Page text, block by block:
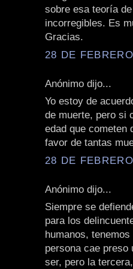
sobre esa teoría
incorregibles. Es
Gracias.
28 DE
Anónimo dijo...
Yo estoy de
de muerte, pero si
edad que cometen
favor de tantas
28 DE
Anónimo dijo...
Siempre se
para los
humanos,
persona cae preso
ser, pero la